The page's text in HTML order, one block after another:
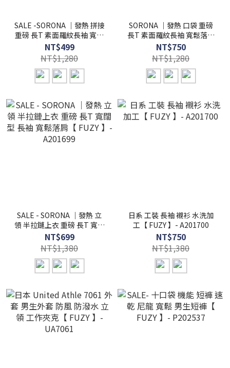
SALE -SORONA ｜發熱 拼接
重磅 長T 素面羅紋長袖 寬鬆
落肩 【 FUZY 】- A201697
NT$499
NT$1,280
SORONA ｜發熱 口袋 重磅
長T 素面羅紋長袖 寬鬆落肩
【 FUZY 】- A201698
NT$750
NT$1,280
SALE - SORONA ｜發熱 立
領 半拉鏈上衣 重磅 長T 寬闊
型 長袖 寬鬆落肩【 FUZY
】- A201699
NT$699
NT$1,380
日系 工裝 長袖 襯衫 水洗加
工【 FUZY 】- A201700
NT$750
NT$1,380